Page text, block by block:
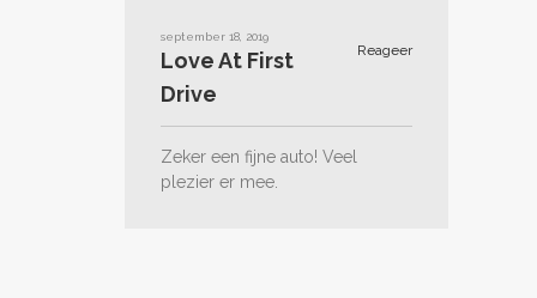
september 18, 2019
Reageer
Love At First
Drive
Zeker een fijne auto! Veel
plezier er mee.